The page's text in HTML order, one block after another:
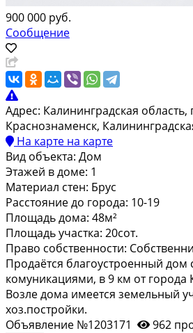
900 000 руб.
Сообщение
Адрес: Калининградская
Краснознаменск,
На карте на карте
Вид объекта: Дом
Этажей в доме: 1
Материал стен: Брус
Расстояние до города: 10-19
Площадь дома: 48м²
Площадь участка: 20сот.
Право собственности:
Продаётся благоустроенный дом
комуникациями, в 9 км от города
Возле дома имеется земельный
хоз.постройки.
Объявление №1203171
962